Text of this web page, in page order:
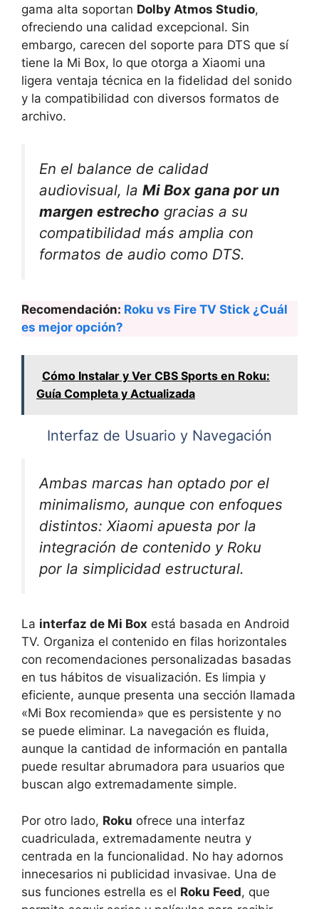
gama alta soportan Dolby Atmos Studio,
ofreciendo una calidad excepcional. Sin
embargo, carecen del soporte para DTS que sí
tiene la Mi Box, lo que otorga a Xiaomi una
ligera ventaja técnica en la fidelidad del sonido
y la compatibilidad con diversos formatos de
archivo.
En el balance de calidad
audiovisual, la Mi Box gana por un
margen estrecho gracias a su
compatibilidad más amplia con
formatos de audio como DTS.
Recomendación: Roku vs Fire TV Stick ¿Cuál
es mejor opción?
Cómo Instalar y Ver CBS Sports en Roku:
Guía Completa y Actualizada
Interfaz de Usuario y Navegación
Ambas marcas han optado por el
minimalismo, aunque con enfoques
distintos: Xiaomi apuesta por la
integración de contenido y Roku
por la simplicidad estructural.
La interfaz de Mi Box está basada en Android
TV. Organiza el contenido en filas horizontales
con recomendaciones personalizadas basadas
en tus hábitos de visualización. Es limpia y
eficiente, aunque presenta una sección llamada
«Mi Box recomienda» que es persistente y no
se puede eliminar. La navegación es fluida,
aunque la cantidad de información en pantalla
puede resultar abrumadora para usuarios que
buscan algo extremadamente simple.
Por otro lado, Roku ofrece una interfaz
cuadriculada, extremadamente neutra y
centrada en la funcionalidad. No hay adornos
innecesarios ni publicidad invasivae. Una de
sus funciones estrella es el Roku Feed, que